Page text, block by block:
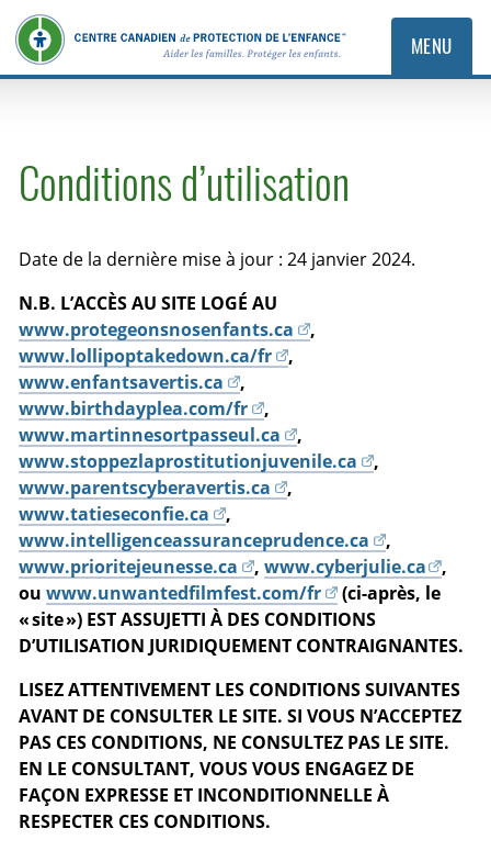
MENU
Conditions d’utilisation
Date de la dernière mise à jour : 24 janvier 2024.
N.B. L’ACCÈS AU SITE LOGÉ AU
www.protegeonsnosenfants.ca
,
www.lollipoptakedown.ca/fr
,
www.enfantsavertis.ca
,
www.birthdayplea.com/fr
,
www.martinnesortpasseul.ca
,
www.stoppezlaprostitutionjuvenile.ca
,
www.parentscyberavertis.ca
,
www.tatieseconfie.ca
,
www.intelligenceassuranceprudence.ca
,
www.prioritejeunesse.ca
, www.cyberjulie.ca
,
ouwww.unwantedfilmfest.com/fr
(ci-après, le
« site ») EST ASSUJETTI À DES CONDITIONS
D’UTILISATION JURIDIQUEMENT CONTRAIGNANTES.
LISEZ ATTENTIVEMENT LES CONDITIONS SUIVANTES
AVANT DE CONSULTER LE SITE. SI VOUS N’ACCEPTEZ
PAS CES CONDITIONS, NE CONSULTEZ PAS LE SITE.
EN LE CONSULTANT, VOUS VOUS ENGAGEZ DE
FAÇON EXPRESSE ET INCONDITIONNELLE À
RESPECTER CES CONDITIONS.